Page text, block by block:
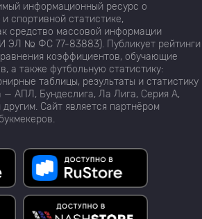
информационный ресурс о
спортивной статистике,
средство массовой информации
ЭЛ № ФС 77-83883). Публикует рейтинги
коэффициентов, обучающие
а также футбольную статистику:
таблицы, результаты и статистику
АПЛ, Бундеслига, Ла Лига, Серия А,
Сайт является партнёром